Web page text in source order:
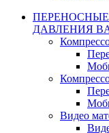
ДАВЛЕНИЯ
Видео